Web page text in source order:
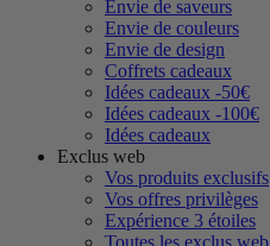
Envie de saveurs
Envie de couleurs
Envie de design
Coffrets cadeaux
Idées cadeaux -50€
Idées cadeaux -100€
Idées cadeaux
Exclus web
Vos produits exclusifs
Vos offres privilèges
Expérience 3 étoiles
Toutes les exclus web